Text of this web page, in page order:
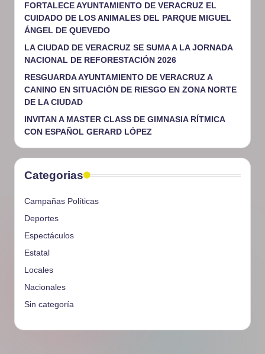
FORTALECE AYUNTAMIENTO DE VERACRUZ EL
CUIDADO DE LOS ANIMALES DEL PARQUE MIGUEL
ÁNGEL DE QUEVEDO
LA CIUDAD DE VERACRUZ SE SUMA A LA JORNADA
NACIONAL DE REFORESTACIÓN 2026
RESGUARDA AYUNTAMIENTO DE VERACRUZ A
CANINO EN SITUACIÓN DE RIESGO EN ZONA NORTE
DE LA CIUDAD
INVITAN A MASTER CLASS DE GIMNASIA RÍTMICA
CON ESPAÑOL GERARD LÓPEZ
Categorias
Campañas Políticas
Deportes
Espectáculos
Estatal
Locales
Nacionales
Sin categoría